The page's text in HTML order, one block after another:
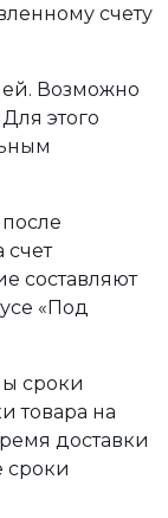
счету
Возможно
этого
счет
составляют
«Под
сроки
товара на
доставки
сроки